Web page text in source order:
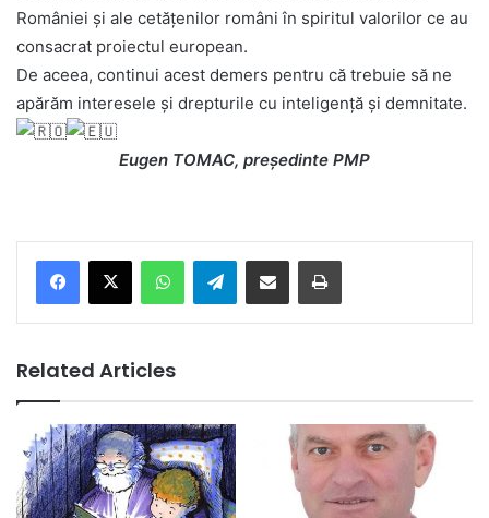
României și ale cetățenilor români în spiritul valorilor ce au
consacrat proiectul european.
De aceea, continui acest demers pentru că trebuie să ne
apărăm interesele și drepturile cu inteligență și demnitate.
Eugen TOMAC, președinte PMP
Telegram
Related Articles